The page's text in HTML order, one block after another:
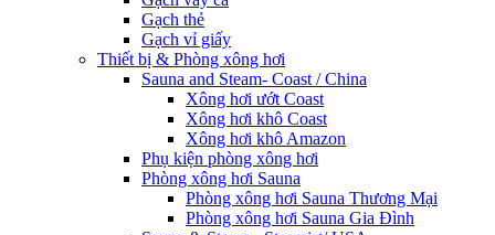
Gạch thẻ
Gạch vỉ giấy
Thiết bị & Phòng xông hơi
Sauna and Steam- Coast / China
Xông hơi ướt Coast
Xông hơi khô Coast
Xông hơi khô Amazon
Phụ kiện phòng xông hơi
Phòng xông hơi Sauna
Phòng xông hơi Sauna Thương Mại
Phòng xông hơi Sauna Gia Đình